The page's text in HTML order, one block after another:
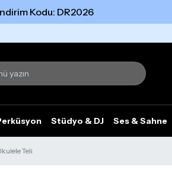
Kodu: DR2026
Stüdyo & DJ Ses & Sahne
Teli